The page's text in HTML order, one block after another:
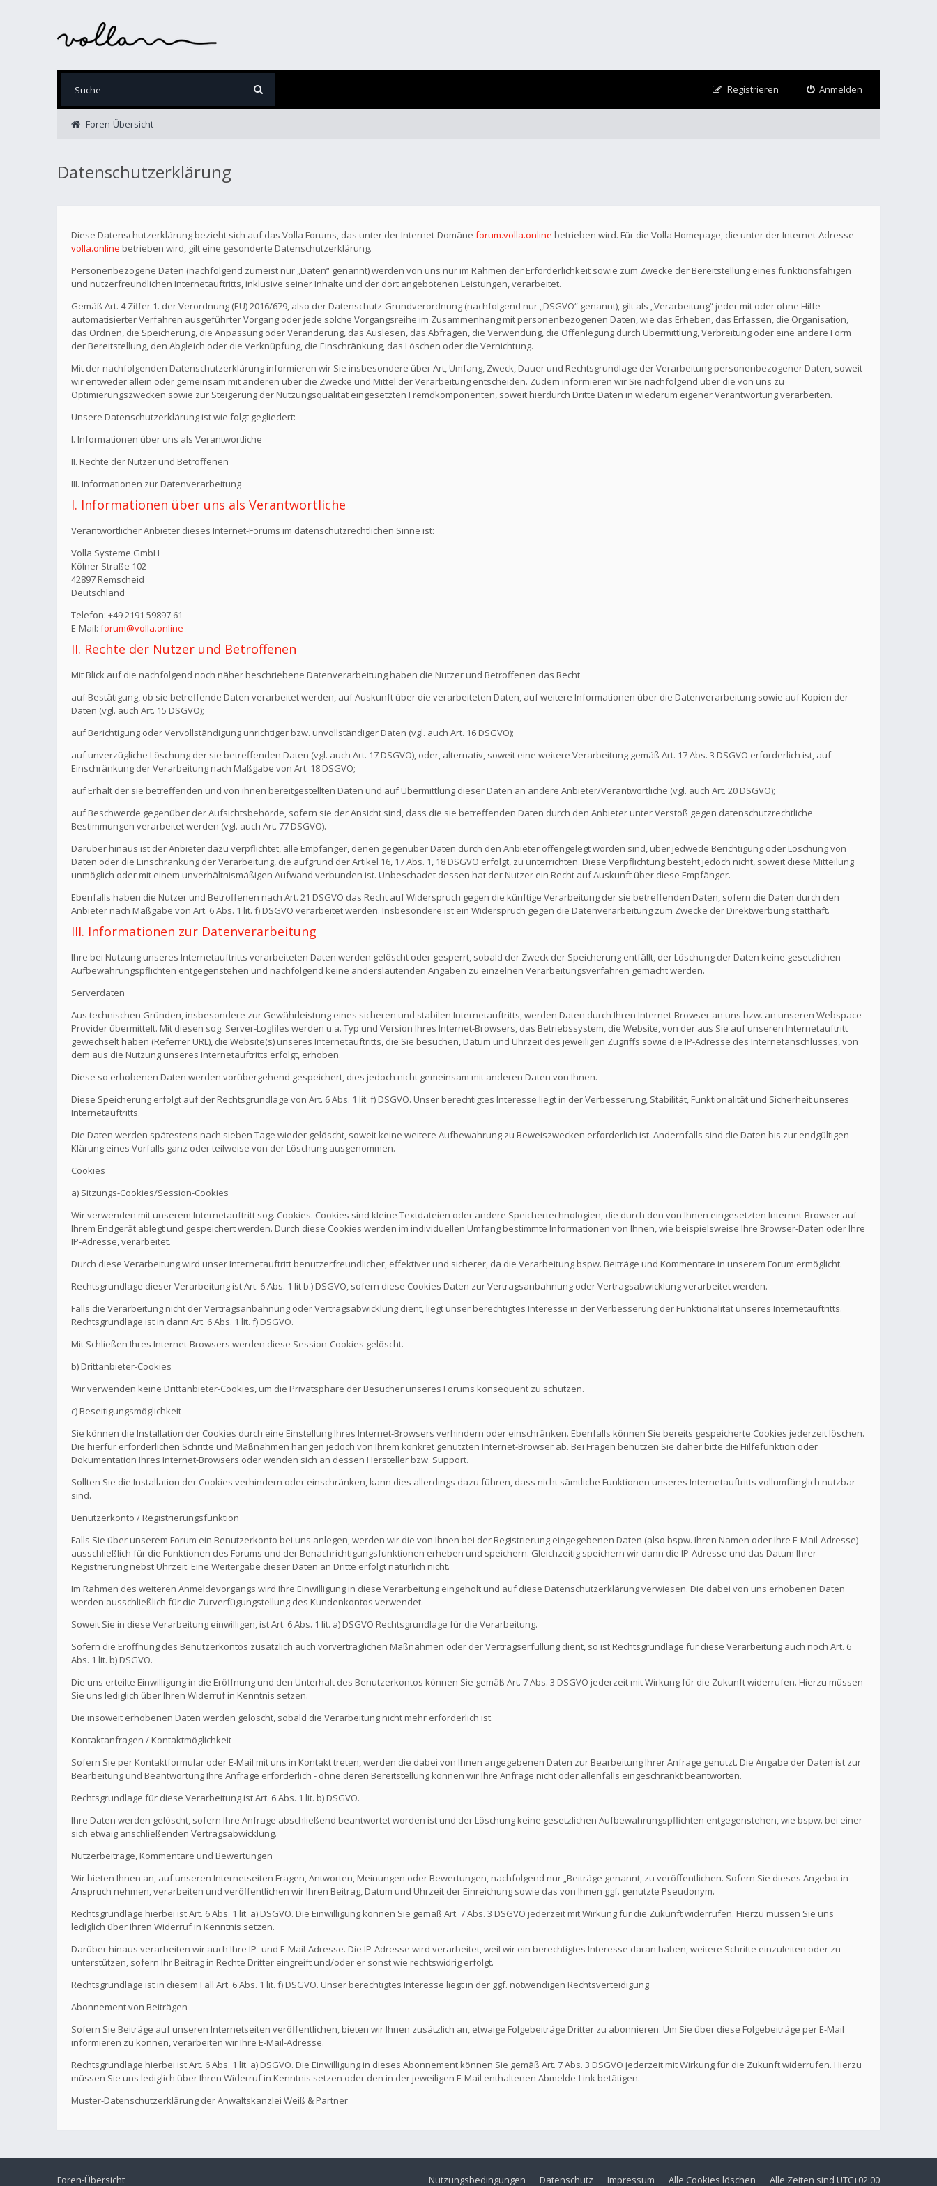
Anmelden
Registrieren
Foren-Übersicht
Datenschutzerklärung
Diese Datenschutzerklärung bezieht sich auf das Volla Forums, das unter der Internet-Domäne forum.volla.online betrieben wird. Für die Volla Homepage, die unter der Internet-Adresse
volla.online betrieben wird, gilt eine gesonderte Datenschutzerklärung.
Personenbezogene Daten (nachfolgend zumeist nur „Daten“ genannt) werden von uns nur im Rahmen der Erforderlichkeit sowie zum Zwecke der Bereitstellung eines funktionsfähigen
und nutzerfreundlichen Internetauftritts, inklusive seiner Inhalte und der dort angebotenen Leistungen, verarbeitet.
Gemäß Art. 4 Ziffer 1. der Verordnung (EU) 2016/679, also der Datenschutz-Grundverordnung (nachfolgend nur „DSGVO“ genannt), gilt als „Verarbeitung“ jeder mit oder ohne Hilfe
automatisierter Verfahren ausgeführter Vorgang oder jede solche Vorgangsreihe im Zusammenhang mit personenbezogenen Daten, wie das Erheben, das Erfassen, die Organisation,
das Ordnen, die Speicherung, die Anpassung oder Veränderung, das Auslesen, das Abfragen, die Verwendung, die Offenlegung durch Übermittlung, Verbreitung oder eine andere Form
der Bereitstellung, den Abgleich oder die Verknüpfung, die Einschränkung, das Löschen oder die Vernichtung.
Mit der nachfolgenden Datenschutzerklärung informieren wir Sie insbesondere über Art, Umfang, Zweck, Dauer und Rechtsgrundlage der Verarbeitung personenbezogener Daten, soweit
wir entweder allein oder gemeinsam mit anderen über die Zwecke und Mittel der Verarbeitung entscheiden. Zudem informieren wir Sie nachfolgend über die von uns zu
Optimierungszwecken sowie zur Steigerung der Nutzungsqualität eingesetzten Fremdkomponenten, soweit hierdurch Dritte Daten in wiederum eigener Verantwortung verarbeiten.
Unsere Datenschutzerklärung ist wie folgt gegliedert:
I. Informationen über uns als Verantwortliche
II. Rechte der Nutzer und Betroffenen
III. Informationen zur Datenverarbeitung
I. Informationen über uns als Verantwortliche
Verantwortlicher Anbieter dieses Internet-Forums im datenschutzrechtlichen Sinne ist:
Volla Systeme GmbH
Kölner Straße 102
42897 Remscheid
Deutschland
Telefon: +49 2191 59897 61
E-Mail: forum@volla.online
II. Rechte der Nutzer und Betroffenen
Mit Blick auf die nachfolgend noch näher beschriebene Datenverarbeitung haben die Nutzer und Betroffenen das Recht
auf Bestätigung, ob sie betreffende Daten verarbeitet werden, auf Auskunft über die verarbeiteten Daten, auf weitere Informationen über die Datenverarbeitung sowie auf Kopien der
Daten (vgl. auch Art. 15 DSGVO);
auf Berichtigung oder Vervollständigung unrichtiger bzw. unvollständiger Daten (vgl. auch Art. 16 DSGVO);
auf unverzügliche Löschung der sie betreffenden Daten (vgl. auch Art. 17 DSGVO), oder, alternativ, soweit eine weitere Verarbeitung gemäß Art. 17 Abs. 3 DSGVO erforderlich ist, auf
Einschränkung der Verarbeitung nach Maßgabe von Art. 18 DSGVO;
auf Erhalt der sie betreffenden und von ihnen bereitgestellten Daten und auf Übermittlung dieser Daten an andere Anbieter/Verantwortliche (vgl. auch Art. 20 DSGVO);
auf Beschwerde gegenüber der Aufsichtsbehörde, sofern sie der Ansicht sind, dass die sie betreffenden Daten durch den Anbieter unter Verstoß gegen datenschutzrechtliche
Bestimmungen verarbeitet werden (vgl. auch Art. 77 DSGVO).
Darüber hinaus ist der Anbieter dazu verpflichtet, alle Empfänger, denen gegenüber Daten durch den Anbieter offengelegt worden sind, über jedwede Berichtigung oder Löschung von
Daten oder die Einschränkung der Verarbeitung, die aufgrund der Artikel 16, 17 Abs. 1, 18 DSGVO erfolgt, zu unterrichten. Diese Verpflichtung besteht jedoch nicht, soweit diese Mitteilung
unmöglich oder mit einem unverhältnismäßigen Aufwand verbunden ist. Unbeschadet dessen hat der Nutzer ein Recht auf Auskunft über diese Empfänger.
Ebenfalls haben die Nutzer und Betroffenen nach Art. 21 DSGVO das Recht auf Widerspruch gegen die künftige Verarbeitung der sie betreffenden Daten, sofern die Daten durch den
Anbieter nach Maßgabe von Art. 6 Abs. 1 lit. f) DSGVO verarbeitet werden. Insbesondere ist ein Widerspruch gegen die Datenverarbeitung zum Zwecke der Direktwerbung statthaft.
III. Informationen zur Datenverarbeitung
Ihre bei Nutzung unseres Internetauftritts verarbeiteten Daten werden gelöscht oder gesperrt, sobald der Zweck der Speicherung entfällt, der Löschung der Daten keine gesetzlichen
Aufbewahrungspflichten entgegenstehen und nachfolgend keine anderslautenden Angaben zu einzelnen Verarbeitungsverfahren gemacht werden.
Serverdaten
Aus technischen Gründen, insbesondere zur Gewährleistung eines sicheren und stabilen Internetauftritts, werden Daten durch Ihren Internet-Browser an uns bzw. an unseren Webspace-
Provider übermittelt. Mit diesen sog. Server-Logfiles werden u.a. Typ und Version Ihres Internet-Browsers, das Betriebssystem, die Website, von der aus Sie auf unseren Internetauftritt
gewechselt haben (Referrer URL), die Website(s) unseres Internetauftritts, die Sie besuchen, Datum und Uhrzeit des jeweiligen Zugriffs sowie die IP-Adresse des Internetanschlusses, von
dem aus die Nutzung unseres Internetauftritts erfolgt, erhoben.
Diese so erhobenen Daten werden vorübergehend gespeichert, dies jedoch nicht gemeinsam mit anderen Daten von Ihnen.
Diese Speicherung erfolgt auf der Rechtsgrundlage von Art. 6 Abs. 1 lit. f) DSGVO. Unser berechtigtes Interesse liegt in der Verbesserung, Stabilität, Funktionalität und Sicherheit unseres
Internetauftritts.
Die Daten werden spätestens nach sieben Tage wieder gelöscht, soweit keine weitere Aufbewahrung zu Beweiszwecken erforderlich ist. Andernfalls sind die Daten bis zur endgültigen
Klärung eines Vorfalls ganz oder teilweise von der Löschung ausgenommen.
Cookies
a) Sitzungs-Cookies/Session-Cookies
Wir verwenden mit unserem Internetauftritt sog. Cookies. Cookies sind kleine Textdateien oder andere Speichertechnologien, die durch den von Ihnen eingesetzten Internet-Browser auf
Ihrem Endgerät ablegt und gespeichert werden. Durch diese Cookies werden im individuellen Umfang bestimmte Informationen von Ihnen, wie beispielsweise Ihre Browser-Daten oder Ihre
IP-Adresse, verarbeitet.
Durch diese Verarbeitung wird unser Internetauftritt benutzerfreundlicher, effektiver und sicherer, da die Verarbeitung bspw. Beiträge und Kommentare in unserem Forum ermöglicht.
Rechtsgrundlage dieser Verarbeitung ist Art. 6 Abs. 1 lit b.) DSGVO, sofern diese Cookies Daten zur Vertragsanbahnung oder Vertragsabwicklung verarbeitet werden.
Falls die Verarbeitung nicht der Vertragsanbahnung oder Vertragsabwicklung dient, liegt unser berechtigtes Interesse in der Verbesserung der Funktionalität unseres Internetauftritts.
Rechtsgrundlage ist in dann Art. 6 Abs. 1 lit. f) DSGVO.
Mit Schließen Ihres Internet-Browsers werden diese Session-Cookies gelöscht.
b) Drittanbieter-Cookies
Wir verwenden keine Drittanbieter-Cookies, um die Privatsphäre der Besucher unseres Forums konsequent zu schützen.
c) Beseitigungsmöglichkeit
Sie können die Installation der Cookies durch eine Einstellung Ihres Internet-Browsers verhindern oder einschränken. Ebenfalls können Sie bereits gespeicherte Cookies jederzeit löschen.
Die hierfür erforderlichen Schritte und Maßnahmen hängen jedoch von Ihrem konkret genutzten Internet-Browser ab. Bei Fragen benutzen Sie daher bitte die Hilfefunktion oder
Dokumentation Ihres Internet-Browsers oder wenden sich an dessen Hersteller bzw. Support.
Sollten Sie die Installation der Cookies verhindern oder einschränken, kann dies allerdings dazu führen, dass nicht sämtliche Funktionen unseres Internetauftritts vollumfänglich nutzbar
sind.
Benutzerkonto / Registrierungsfunktion
Falls Sie über unserem Forum ein Benutzerkonto bei uns anlegen, werden wir die von Ihnen bei der Registrierung eingegebenen Daten (also bspw. Ihren Namen oder Ihre E-Mail-Adresse)
ausschließlich für die Funktionen des Forums und der Benachrichtigungsfunktionen erheben und speichern. Gleichzeitig speichern wir dann die IP-Adresse und das Datum Ihrer
Registrierung nebst Uhrzeit. Eine Weitergabe dieser Daten an Dritte erfolgt natürlich nicht.
Im Rahmen des weiteren Anmeldevorgangs wird Ihre Einwilligung in diese Verarbeitung eingeholt und auf diese Datenschutzerklärung verwiesen. Die dabei von uns erhobenen Daten
werden ausschließlich für die Zurverfügungstellung des Kundenkontos verwendet.
Soweit Sie in diese Verarbeitung einwilligen, ist Art. 6 Abs. 1 lit. a) DSGVO Rechtsgrundlage für die Verarbeitung.
Sofern die Eröffnung des Benutzerkontos zusätzlich auch vorvertraglichen Maßnahmen oder der Vertragserfüllung dient, so ist Rechtsgrundlage für diese Verarbeitung auch noch Art. 6
Abs. 1 lit. b) DSGVO.
Die uns erteilte Einwilligung in die Eröffnung und den Unterhalt des Benutzerkontos können Sie gemäß Art. 7 Abs. 3 DSGVO jederzeit mit Wirkung für die Zukunft widerrufen. Hierzu müssen
Sie uns lediglich über Ihren Widerruf in Kenntnis setzen.
Die insoweit erhobenen Daten werden gelöscht, sobald die Verarbeitung nicht mehr erforderlich ist.
Kontaktanfragen / Kontaktmöglichkeit
Sofern Sie per Kontaktformular oder E-Mail mit uns in Kontakt treten, werden die dabei von Ihnen angegebenen Daten zur Bearbeitung Ihrer Anfrage genutzt. Die Angabe der Daten ist zur
Bearbeitung und Beantwortung Ihre Anfrage erforderlich - ohne deren Bereitstellung können wir Ihre Anfrage nicht oder allenfalls eingeschränkt beantworten.
Rechtsgrundlage für diese Verarbeitung ist Art. 6 Abs. 1 lit. b) DSGVO.
Ihre Daten werden gelöscht, sofern Ihre Anfrage abschließend beantwortet worden ist und der Löschung keine gesetzlichen Aufbewahrungspflichten entgegenstehen, wie bspw. bei einer
sich etwaig anschließenden Vertragsabwicklung.
Nutzerbeiträge, Kommentare und Bewertungen
Wir bieten Ihnen an, auf unseren Internetseiten Fragen, Antworten, Meinungen oder Bewertungen, nachfolgend nur „Beiträge genannt, zu veröffentlichen. Sofern Sie dieses Angebot in
Anspruch nehmen, verarbeiten und veröffentlichen wir Ihren Beitrag, Datum und Uhrzeit der Einreichung sowie das von Ihnen ggf. genutzte Pseudonym.
Rechtsgrundlage hierbei ist Art. 6 Abs. 1 lit. a) DSGVO. Die Einwilligung können Sie gemäß Art. 7 Abs. 3 DSGVO jederzeit mit Wirkung für die Zukunft widerrufen. Hierzu müssen Sie uns
lediglich über Ihren Widerruf in Kenntnis setzen.
Darüber hinaus verarbeiten wir auch Ihre IP- und E-Mail-Adresse. Die IP-Adresse wird verarbeitet, weil wir ein berechtigtes Interesse daran haben, weitere Schritte einzuleiten oder zu
unterstützen, sofern Ihr Beitrag in Rechte Dritter eingreift und/oder er sonst wie rechtswidrig erfolgt.
Rechtsgrundlage ist in diesem Fall Art. 6 Abs. 1 lit. f) DSGVO. Unser berechtigtes Interesse liegt in der ggf. notwendigen Rechtsverteidigung.
Abonnement von Beiträgen
Sofern Sie Beiträge auf unseren Internetseiten veröffentlichen, bieten wir Ihnen zusätzlich an, etwaige Folgebeiträge Dritter zu abonnieren. Um Sie über diese Folgebeiträge per E-Mail
informieren zu können, verarbeiten wir Ihre E-Mail-Adresse.
Rechtsgrundlage hierbei ist Art. 6 Abs. 1 lit. a) DSGVO. Die Einwilligung in dieses Abonnement können Sie gemäß Art. 7 Abs. 3 DSGVO jederzeit mit Wirkung für die Zukunft widerrufen. Hierzu
müssen Sie uns lediglich über Ihren Widerruf in Kenntnis setzen oder den in der jeweiligen E-Mail enthaltenen Abmelde-Link betätigen.
Muster-Datenschutzerklärung der Anwaltskanzlei Weiß & Partner
Foren-Übersicht Alle Zeiten sind UTC+02:00
Alle Cookies löschen
Impressum
Datenschutz
Nutzungsbedingungen